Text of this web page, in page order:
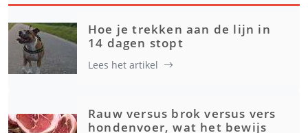
Hoe je trekken aan de lijn in
14 dagen stopt
Lees het artikel
Rauw versus brok versus vers
hondenvoer, wat het bewijs